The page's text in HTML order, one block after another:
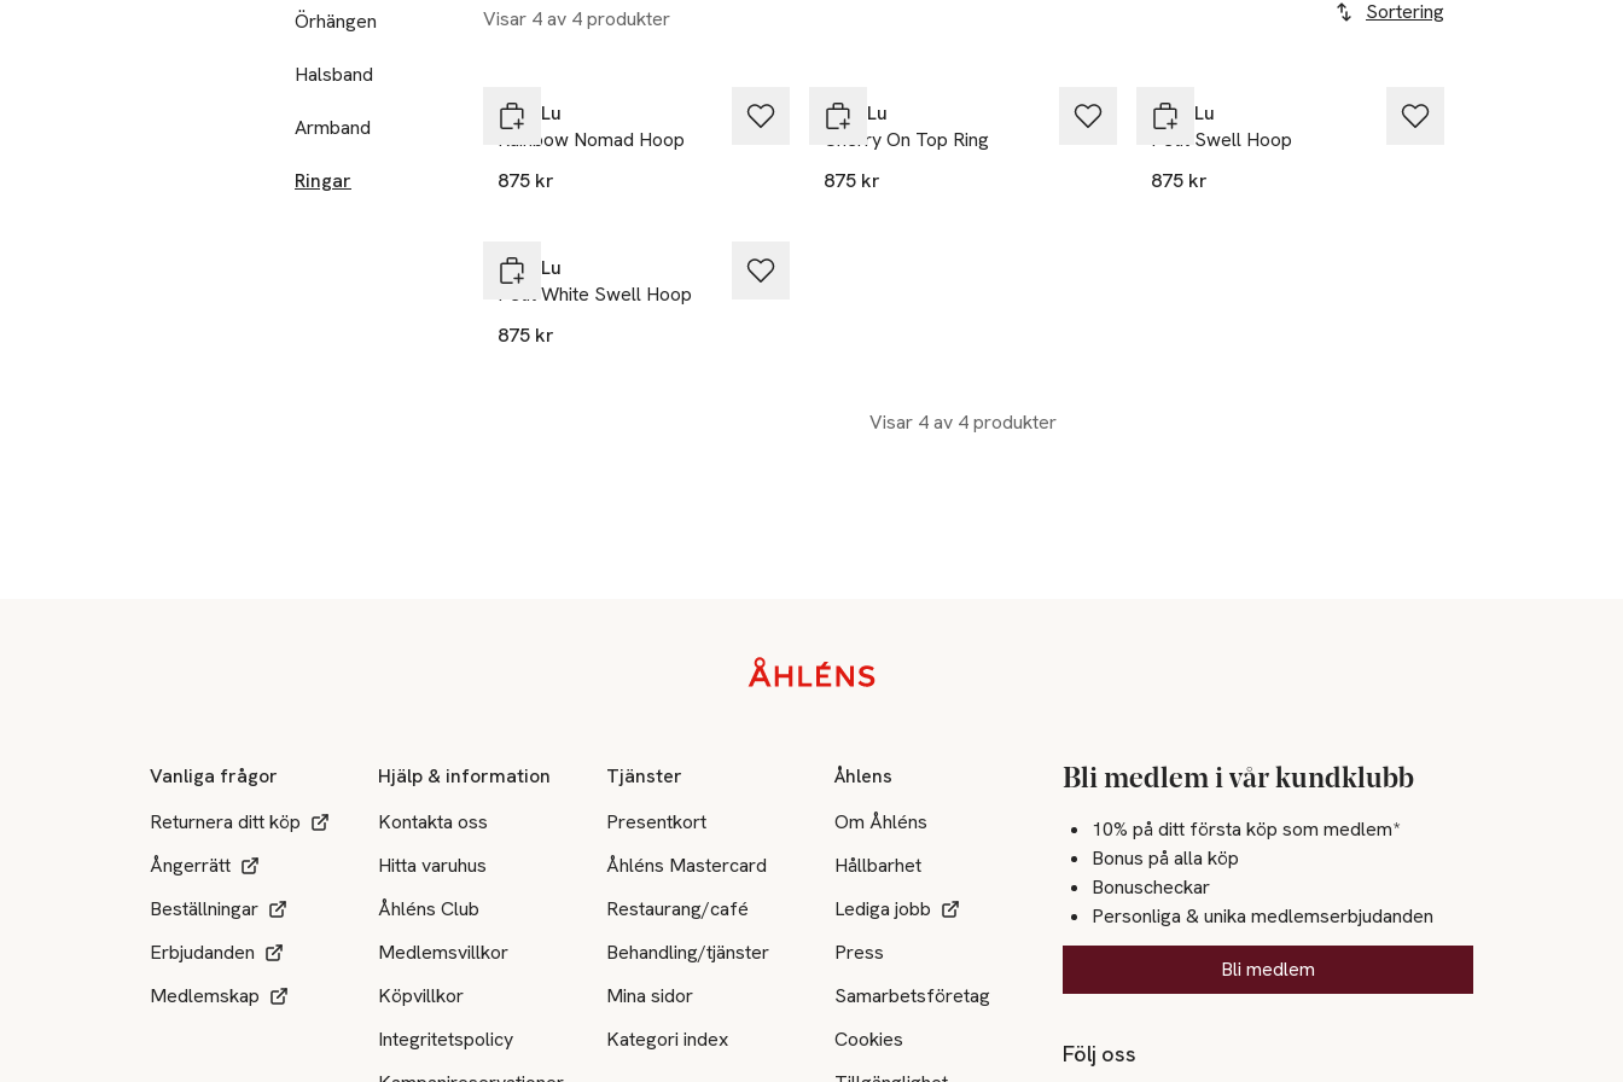
Örhängen
Halsband
Armband
Ringar
Visar 4 av 4 produkter Sortering
Anni Lu
Rainbow Nomad Hoop
875 kr
Anni Lu
Cherry On Top Ring
875 kr
Anni Lu
Petit Swell Hoop
875 kr
Anni Lu
Petit White Swell Hoop
875 kr
Visar 4 av 4 produkter
Vanliga frågor
Returnera ditt köp
Ångerrätt
Beställningar
Erbjudanden
Medlemskap
Hjälp & information
Kontakta oss
Hitta varuhus
Åhléns Club
Medlemsvillkor
Köpvillkor
Integritetspolicy
Tjänster
Presentkort
Åhléns Mastercard
Restaurang/café
Behandling/tjänster
Mina sidor
Kategori index
Åhlens
Om Åhléns
Hållbarhet
Lediga jobb
Press
Samarbetsföretag
Cookies
Bli medlem i vår kundklubb
10% på ditt första köp som medlem*
Bonus på alla köp
Bonuscheckar
Personliga & unika medlemserbjudanden
Bli medlem
Följ oss